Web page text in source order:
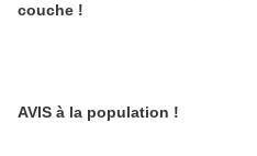
couche !
AVIS à la population !